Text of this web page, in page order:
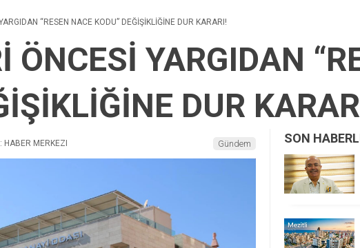
“RESEN NACE KODU” DEĞİŞİKLİĞİNE DUR KARARI!
ÖNCESİ YARGIDAN
DUR
HABER MERKEZI Gündem SON